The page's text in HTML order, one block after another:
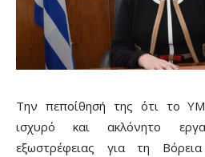
Την πεποίθησή της ότι το
ισχυρό και ακλόνητο
εξωστρέφειας για τη